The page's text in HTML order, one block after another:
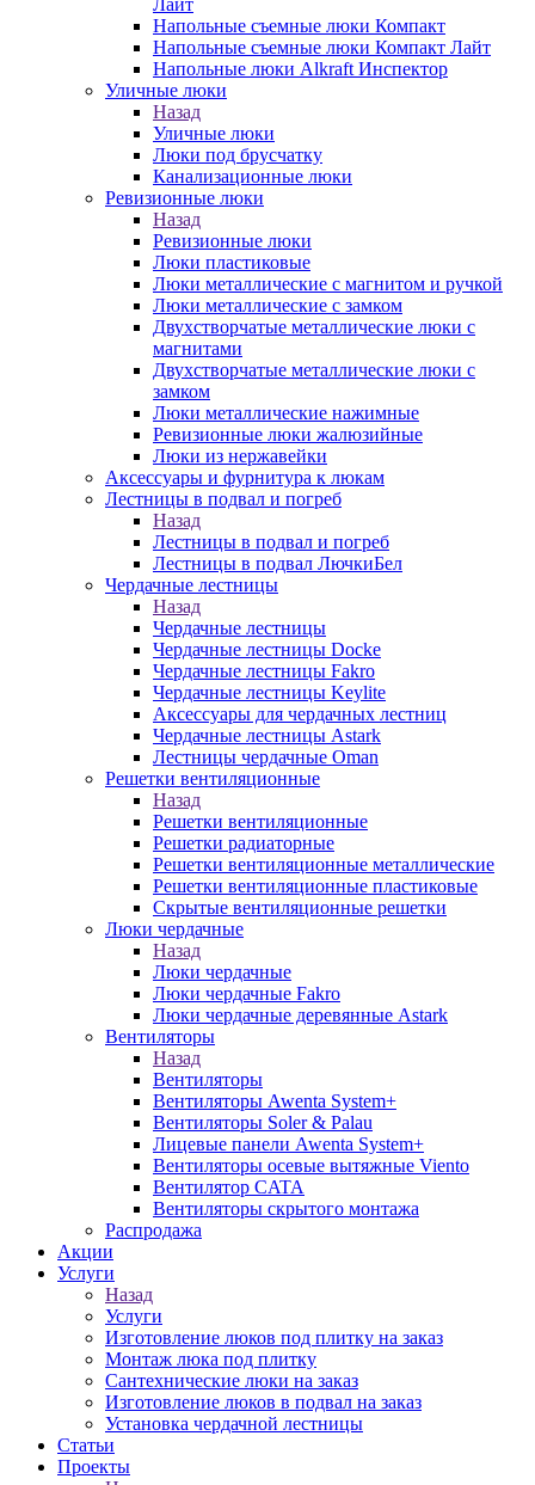
Лайт
Напольные съемные люки Компакт
Напольные съемные люки Компакт Лайт
Напольные люки Alkraft Инспектор
Уличные люки
Назад
Уличные люки
Люки под брусчатку
Канализационные люки
Ревизионные люки
Назад
Ревизионные люки
Люки пластиковые
Люки металлические с магнитом и ручкой
Люки металлические с замком
Двухстворчатые металлические люки с
магнитами
Двухстворчатые металлические люки с
замком
Люки металлические нажимные
Ревизионные люки жалюзийные
Люки из нержавейки
Аксессуары и фурнитура к люкам
Лестницы в подвал и погреб
Назад
Лестницы в подвал и погреб
Лестницы в подвал ЛючкиБел
Чердачные лестницы
Назад
Чердачные лестницы
Чердачные лестницы Docke
Чердачные лестницы Fakro
Чердачные лестницы Keylite
Аксессуары для чердачных лестниц
Чердачные лестницы Astark
Лестницы чердачные Oman
Решетки вентиляционные
Назад
Решетки вентиляционные
Решетки радиаторные
Решетки вентиляционные металлические
Решетки вентиляционные пластиковые
Скрытые вентиляционные решетки
Люки чердачные
Назад
Люки чердачные
Люки чердачные Fakro
Люки чердачные деревянные Astark
Вентиляторы
Назад
Вентиляторы
Вентиляторы Awenta System+
Вентиляторы Soler & Palau
Лицевые панели Awenta System+
Вентиляторы осевые вытяжные Viento
Вентилятор CATA
Вентиляторы скрытого монтажа
Распродажа
Акции
Услуги
Назад
Услуги
Изготовление люков под плитку на заказ
Монтаж люка под плитку
Сантехнические люки на заказ
Изготовление люков в подвал на заказ
Установка чердачной лестницы
Статьи
Проекты